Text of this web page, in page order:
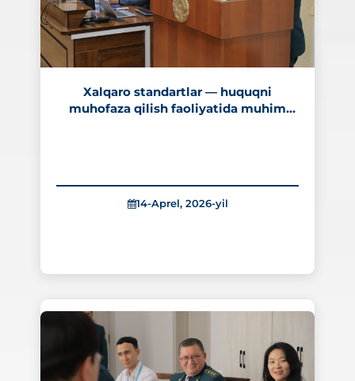
Xalqaro standartlar — huquqni
muhofaza qilish faoliyatida muhim
14-Aprel, 2026-yil
373